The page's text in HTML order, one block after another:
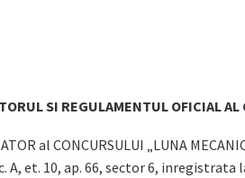
SI REGULAMENTUL OFICIAL
al CONCURSULUI „LUNA
A, et. 10, ap. 66, sector 6,